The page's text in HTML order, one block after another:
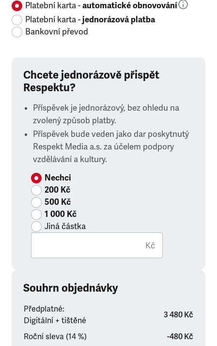
Platební karta -automatické obnovování
Platební karta -jednorázová platba
Bankovní převod
Chcete jednorázově přispět
Respektu?
Příspěvek je jednorázový, bez ohledu na
zvolený způsob platby.
Příspěvek bude veden jako dar poskytnutý
Respekt Media a.s. za účelem podpory
vzdělávání a kultury.
Nechci
200 Kč
500 Kč
1 000 Kč
Jiná částka
Kč
Souhrn objednávky
Předplatné:
Digitální + tištěné
3 480 Kč
Roční sleva (14 %)
-480 Kč